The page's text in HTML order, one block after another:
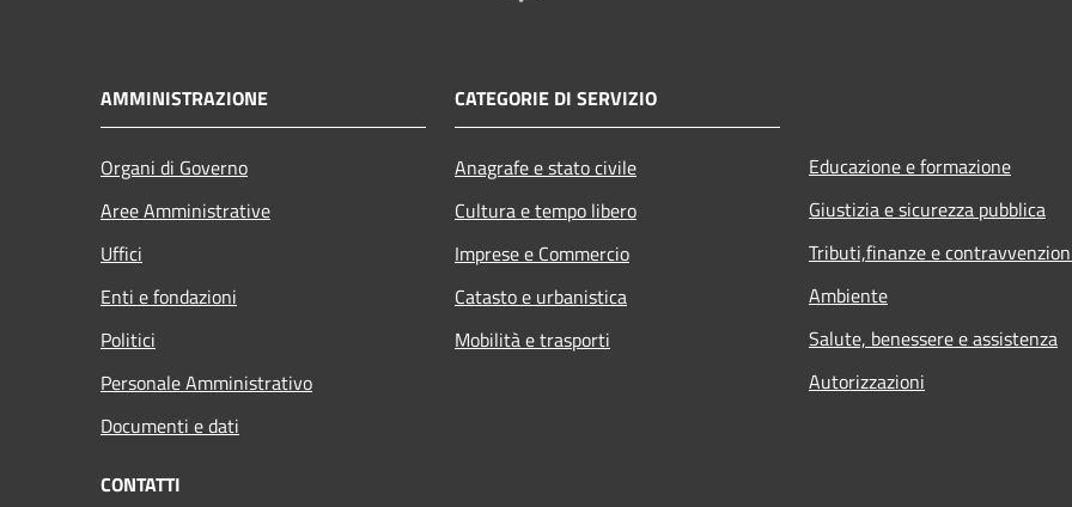
AMMINISTRAZIONE
Organi di Governo
Aree Amministrative
Uffici
Enti e fondazioni
Politici
Personale Amministrativo
Documenti e dati
CATEGORIE DI SERVIZIO
Anagrafe e stato civile
Cultura e tempo libero
Imprese e Commercio
Catasto e urbanistica
Mobilità e trasporti
Educazione e formazione
Giustizia e sicurezza pubblica
Tributi,finanze e
Ambiente
Salute, benessere e assistenza
Autorizzazioni
CONTATTI